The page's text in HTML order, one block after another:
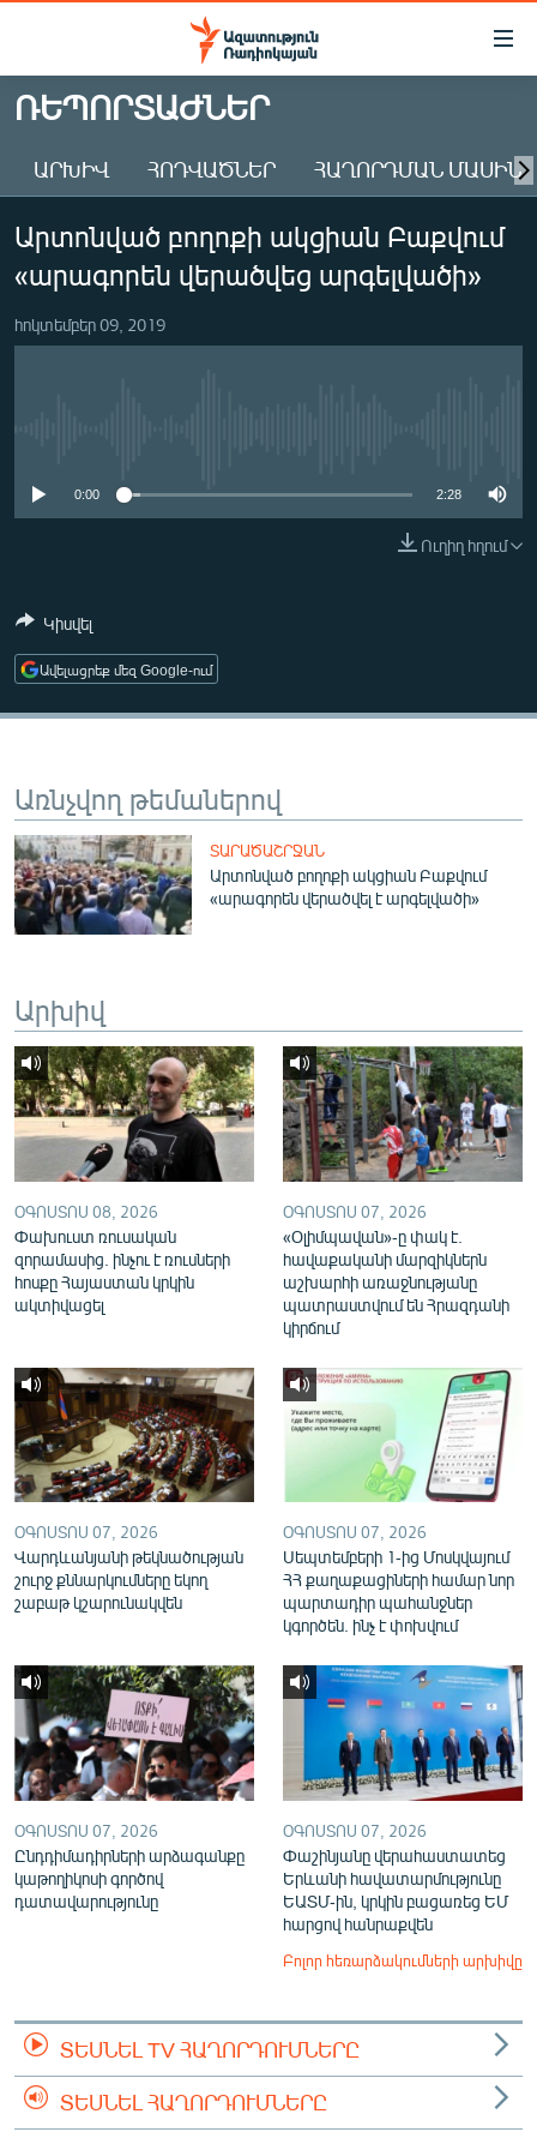
Մատչելիության
Անցնել
հիմնական
Անցնել
հիմնական
մենյուին
ԱԶԱՏՈՒԹՅՈՒՆ TV
ՀԱՅԱՍՏԱՆ
ԸՆՏՐՈՒԹՅՈՒՆՆԵՐ 2026
ԻՐԱՎՈՒՆՔ
ՀԱՍԱՐԱԿՈՒԹՅՈՒՆ
ՏԱՐԱԾԱՇՐՋԱՆ
ՄԵԿՆԱԲԱՆՈՒԹՅՈՒՆ
ԱՐԽԻՎ
ՏԵՍԱՆՅՈՒԹԵՐ
ԲԱՆԱՎԵՃ
Հայերեն
English
Русский
ՀԵՏԵՎԵՔ ՄԵԶ
«Ազատության» բոլոր կայքերը
ՌԵՊՈՐՏԱԺՆԵՐ
ԱՐԽԻՎ ՀՈԴՎԱԾՆԵՐ ՀԱՂՈՐԴՄԱՆ ՄԱՍԻՆ
Արտոնված բողոքի ակցիան Բաքվում
«արագորեն վերածվեց արգելվածի»
հոկտեմբեր 09, 2019
0:00 2:28
Ուղիղ հղում
Կիսվել
Ավելացրեք մեզ Google-ում
Առնչվող թեմաներով
ՏԱՐԱԾԱՇՐՋԱՆ
Արտոնված բողոքի ակցիան Բաքվում
«արագորեն վերածվել է արգելվածի»
Արխիվ
ՕԳՈՍՏՈՍ 08, 2026
Փախուստ ռուսական
զորամասից. ինչու է ռուսների
հոսքը Հայաստան կրկին
ակտիվացել
ՕԳՈՍՏՈՍ 07, 2026
«Օլիմպավան»-ը փակ է.
հավաքականի մարզիկներն
աշխարհի առաջնությանը
պատրաստվում են Հրազդանի
կիրճում
ՕԳՈՍՏՈՍ 07, 2026
Վարդևանյանի թեկնածության
շուրջ քննարկումները եկող
շաբաթ կշարունակվեն
ՕԳՈՍՏՈՍ 07, 2026
Սեպտեմբերի 1-ից Մոսկվայում
ՀՀ քաղաքացիների համար նոր
պարտադիր պահանջներ
կգործեն. ինչ է փոխվում
ՕԳՈՍՏՈՍ 07, 2026
Ընդդիմադիրների արձագանքը
կաթողիկոսի գործով
դատավարությունը
ՕԳՈՍՏՈՍ 07, 2026
Փաշինյանը վերահաստատեց
Երևանի հավատարմությունը
ԵԱՏՄ-ին, կրկին բացառեց ԵՄ
հարցով հանրաքվեն
Բոլոր հեռարձակումների արխիվը
ՏԵՍՆԵԼ TV ՀԱՂՈՐԴՈՒՄՆԵՐԸ
ՏԵՍՆԵԼ ՀԱՂՈՐԴՈՒՄՆԵՐԸ